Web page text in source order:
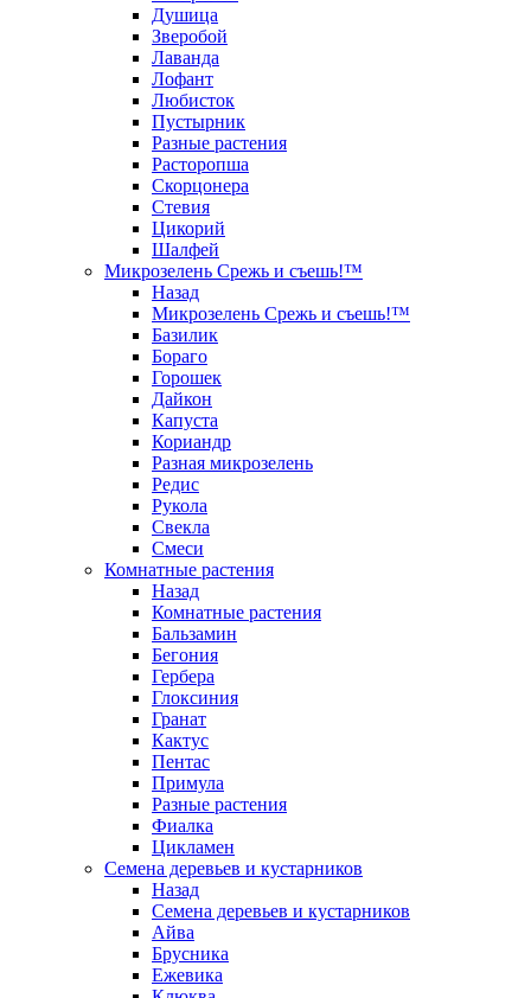
Душица
Зверобой
Лаванда
Лофант
Любисток
Пустырник
Разные растения
Расторопша
Скорцонера
Стевия
Цикорий
Шалфей
Микрозелень Срежь и съешь!™
Назад
Микрозелень Срежь и съешь!™
Базилик
Бораго
Горошек
Дайкон
Капуста
Кориандр
Разная микрозелень
Редис
Рукола
Свекла
Смеси
Комнатные растения
Назад
Комнатные растения
Бальзамин
Бегония
Гербера
Глоксиния
Гранат
Кактус
Пентас
Примула
Разные растения
Фиалка
Цикламен
Семена деревьев и кустарников
Назад
Семена деревьев и кустарников
Айва
Брусника
Ежевика